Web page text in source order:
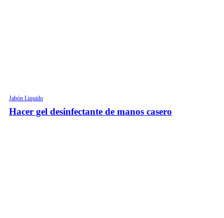
Jabón Liquido
Hacer gel desinfectante de manos casero